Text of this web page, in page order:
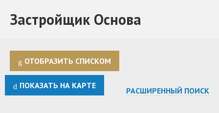
Застройщик Основа
ОТОБРАЗИТЬ СПИСКОМ
ПОКАЗАТЬ НА КАРТЕ
РАСШИРЕННЫЙ ПОИСК